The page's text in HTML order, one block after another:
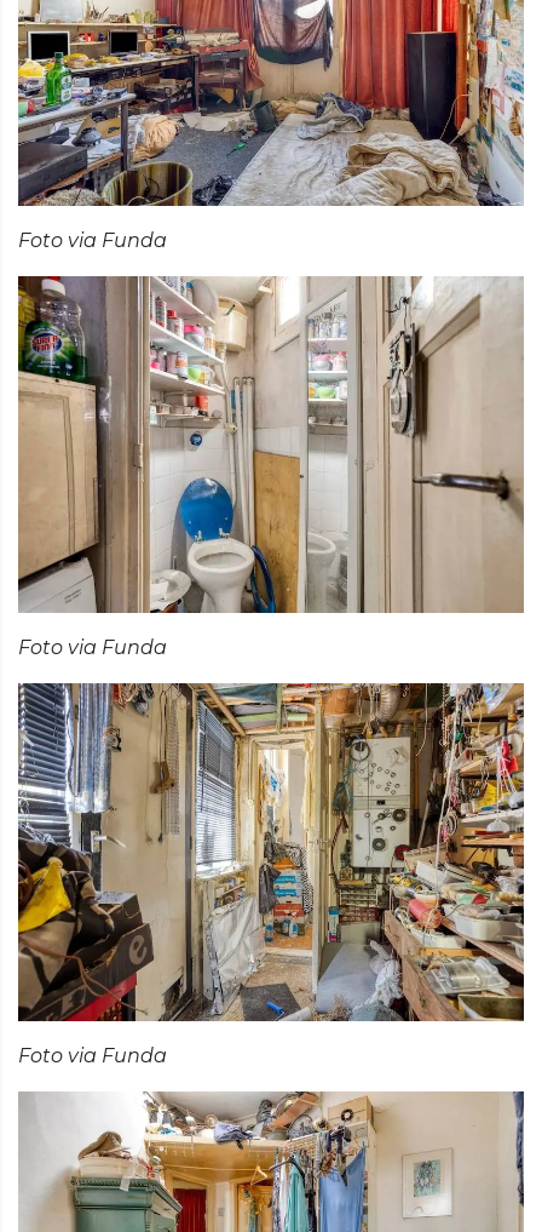
Foto via Funda
Foto via Funda
Foto via Funda